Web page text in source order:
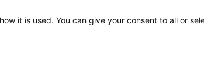
it is used. You can give your consent to all or